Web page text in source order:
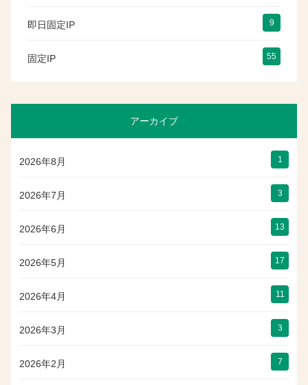
即日固定IP 9
固定IP 55
アーカイブ
2026年8月 1
2026年7月 3
2026年6月 13
2026年5月 17
2026年4月 11
2026年3月 3
2026年2月 7